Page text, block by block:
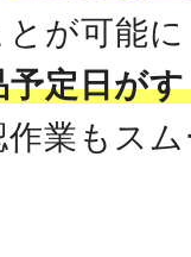
が可能に
予定日が
業もス